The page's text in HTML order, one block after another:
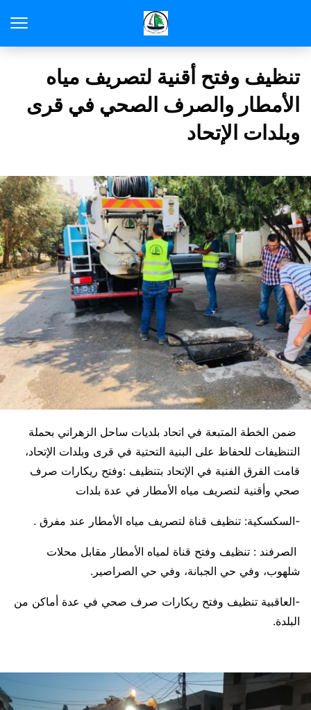
تنظيف وفتح أقنية لتصريف مياه
الأمطار والصرف الصحي في قرى
وبلدات الإتحاد
ضمن الخطة المتبعة في اتحاد بلديات ساحل الزهراني بحملة
التنظيفات للحفاظ على البنية التحتية في قرى وبلدات الإتحاد،
قامت الفرق الفنية في الإتحاد بتنظيف :وفتح ريكارات صرف
صحي وأقنية لتصريف مياه الأمطار في عدة بلدات
-السكسكية: تنظيف قناة لتصريف مياه الأمطار عند مفرق .
الصرفند : تنظيف وفتح قناة لمياه الأمطار مقابل محلات
شلهوب، وفي حي الجبانة، وفي حي الصراصير.
-العاقبية تنظيف وفتح ريكارات صرف صحي في عدة أماكن من
البلدة.